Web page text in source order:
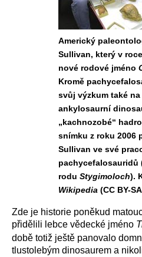
Americký
Sullivan, který v
nové rodové jméno
Kromě
svůj výzkum také na
ankylosaurní
„kachnozobé“
snímku z roku 2006
Sullivan ve své
pachycefalosauridů
rodu Stygimoloch).
Wikipedia (CC BY-
Zde je historie poněkud
přidělili lebce vědecké jméno
době totiž ještě panovalo
tlustolebým dinosaurem a